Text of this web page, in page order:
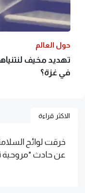
حول العالم
تهديد مخيف
في غزة؟
الاكثر قراءة
خرقت لوائح
عن حادث "مروحية